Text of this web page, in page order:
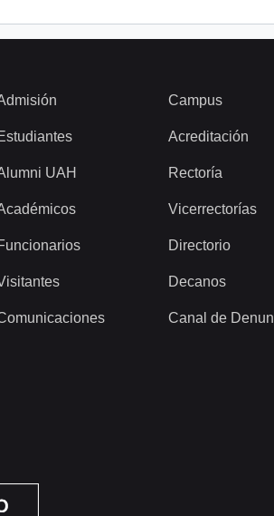
UAH
Campus
Acreditación
Rectoría
Vicerrectorías
Directorio
Decanos
Canal de